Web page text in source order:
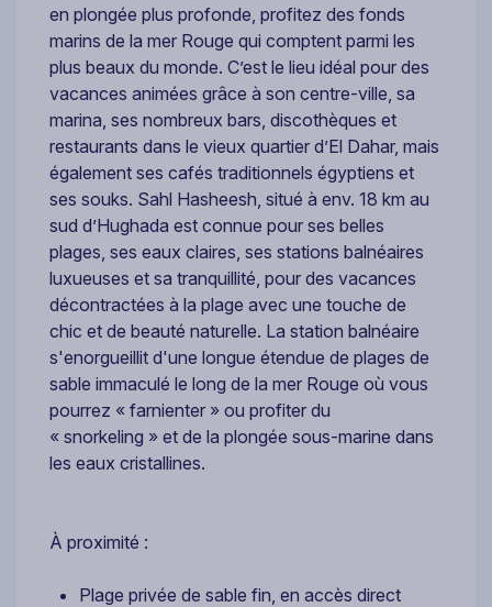
en plongée plus profonde, profitez des fonds
marins de la mer Rouge qui comptent parmi les
plus beaux du monde. C’est le lieu idéal pour des
vacances animées grâce à son centre-ville, sa
marina, ses nombreux bars, discothèques et
restaurants dans le vieux quartier d’El Dahar, mais
également ses cafés traditionnels égyptiens et
ses souks. Sahl Hasheesh, situé à env. 18 km au
sud d’Hughada est connue pour ses belles
plages, ses eaux claires, ses stations balnéaires
luxueuses et sa tranquillité, pour des vacances
décontractées à la plage avec une touche de
chic et de beauté naturelle. La station balnéaire
s'enorgueillit d'une longue étendue de plages de
sable immaculé le long de la mer Rouge où vous
pourrez « farnienter » ou profiter du
« snorkeling » et de la plongée sous-marine dans
les eaux cristallines.
À proximité :
Plage privée de sable fin, en accès direct